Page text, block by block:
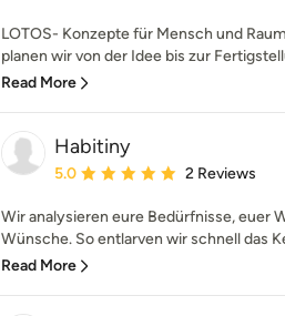
LOTOS- Konzepte für Mensch und
planen wir von der Idee bis zur
Read More
Habitiny
Average rating: 5 out of 5 stars
5.0 2 Reviews
Wir analysieren eure Bedürfnisse, euer
Wünsche. So entlarven wir schnell das
Read More